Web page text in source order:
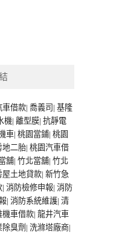
車借款| 喬義司 | 基隆
機| 離型膜| 抗靜電
車| 桃園當鋪| 桃園
地二胎| 桃園汽車借
舖| 竹北當舖| 竹北
屋土地貸款| 新竹急
| 消防檢修申報| 消防
| 消防系統維護| 清
機車借款| 龍井汽車
臭劑 | 洗滌塔廠商|